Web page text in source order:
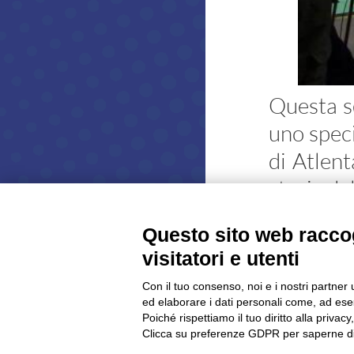
Tiro Rapido Sportivo
Risultati gare
ISSF
NON ISSF
CIS
Poligoni
Questa
uno
di
storia
In
del
Questo sito web
visitatori e utenti
Con il tuo consenso, noi e i nostri
ed elaborare i dati personali come, ad
Poiché rispettiamo il tuo diritto alla
Clicca su preferenze GDPR per saperne